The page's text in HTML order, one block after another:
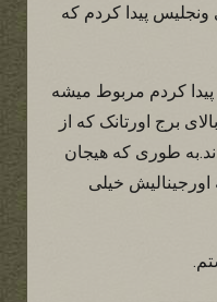
ونجلیس پیدا کردم که
کردم مربوط میشه
برج اورتانک که از
طوری که هیجان
خیلی